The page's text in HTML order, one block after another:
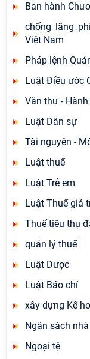
Ban hành
chống lãng
Việt Nam
Pháp lệnh
Luật Điều ước
Văn thư -
Luật Dân sự
Tài nguyên -
Luật thuế
Luật Trẻ em
Luật Thuế giá
Thuế tiêu thụ
quản lý thuế
Luật Dược
Luật Báo chí
xây dựng Kế
Ngân sách
Ngoại tệ